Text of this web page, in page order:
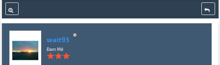
wait93
Đam Mê